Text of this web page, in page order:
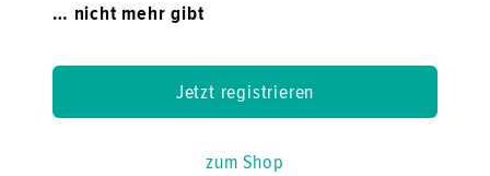
… nicht mehr gibt
Jetzt registrieren
zum Shop